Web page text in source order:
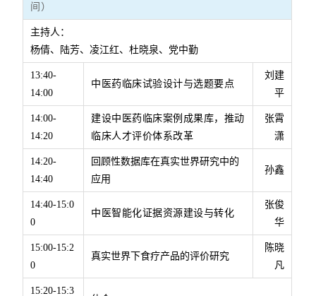
间）
主持人：
杨倩、陆芳、凌江红、杜晓泉、党中勤
13:40-
14:00
中医药临床试验设计与选题要点
刘建
平
14:00-
14:20
建设中医药临床案例成果库，推动
临床人才评价体系改革
张霄
潇
14:20-
14:40
回顾性数据库在真实世界研究中的
应用
孙鑫
14:40-15:0
0
中医智能化证据资源建设与转化
张俊
华
15:00-15:2
0
真实世界下食疗产品的评价研究
陈晓
凡
15:20-15:3